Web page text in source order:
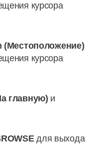
курсора
(Местоположение)
курсора
главную) и
для выхода